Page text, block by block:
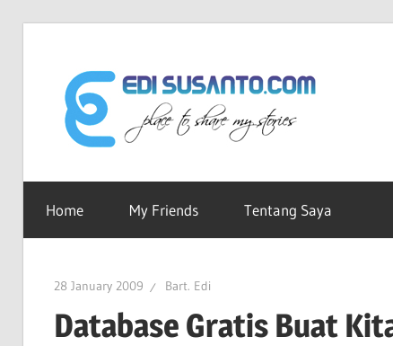
content
ku
Untuk
Berbagi
Home My Friends Tentang Saya
28 January 2009 Bart. Edi
Database Gratis Buat